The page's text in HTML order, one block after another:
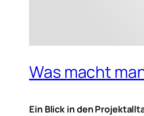
Was macht
Ein Blick in den